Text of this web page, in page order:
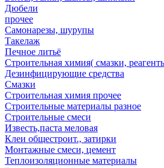
Дюбели
прочее
Самонарезы, шурупы
Такелаж
Печное литьё
Строительная химия( смазки,
Дезинфицирующие средства
Смазки
Строительная химия прочее
Строительные материалы разное
Строительные смеси
Известь,паста меловая
Клеи общестроит., затирки
Монтажные смеси, цемент
Теплоизоляционные материалы